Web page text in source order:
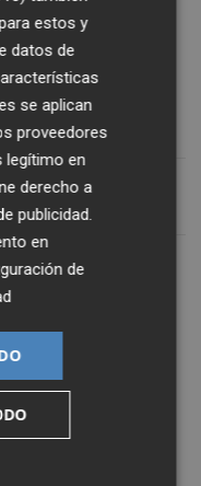
tantos partidos
lastre" para un
pésimo
estos y
datos de
se aplican
proveedores
legítimo en
derecho a
publicidad.
en
de